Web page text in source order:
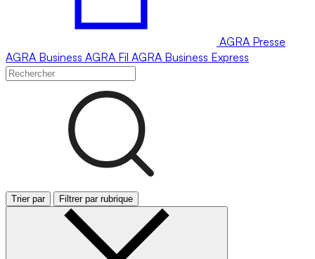
AGRA Presse
AGRA Business AGRA Fil AGRA Business Express
Trier par Filtrer par rubrique